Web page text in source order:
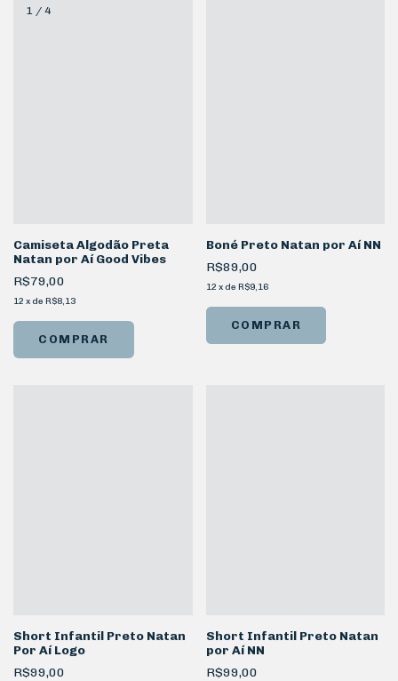
1 / 4
Camiseta Algodão Preta
Natan por Aí Good Vibes
R$79,00
12 x de R$8,13
COMPRAR
Boné Preto Natan por Aí NN
R$89,00
12 x de R$9,16
Short Infantil Preto Natan
Por Aí Logo
R$99,00
Short Infantil Preto Natan
por Aí NN
R$99,00